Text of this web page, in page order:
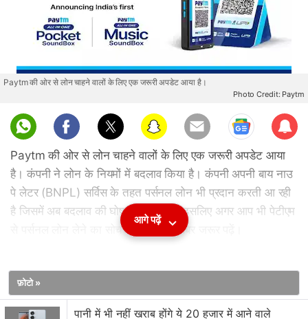
Paytm की ओर से लोन चाहने वालों के लिए एक जरूरी अपडेट आया है।
Photo Credit: Paytm
Sub
scri
be
Paytm की ओर से लोन चाहने वालों के लिए एक जरूरी अपडेट आया
है। कंपनी ने लोन के नियमों में बदलाव किया है। कंपनी अपनी बाय नाउ
पे लेटर (BNPL) सर्विस के तहत पर्सनल लोन भी प्रदान करती आ रही
है जिसमें अब बदलाव की घोषणा की गई है। इसलिए अगर आप भी पेटीएम
से पर्सनल लोन लेने का सोच रहे हैं तो यह खबर जरूर पढ़ें।
Paytm Buy Now Pay Laterसर्विस में कंपनी बदलाव करने जा
रही है। कंपनी इसके तहत पर्सनल लोन और मर्चेंट लोन देती है, लेकिन
अब छोटी रकम का लोन पेटीएम नहीं देगी। BT कीरिपोर्टके अनुसार,
आगे पढ़ें
फ़ोटो »
पानी में भी नहीं खराब होंगे ये 20 हजार में आने वाले